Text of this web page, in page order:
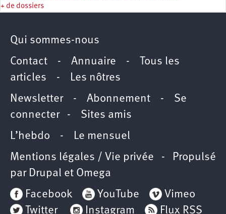
+ de dossiers
Qui sommes-nous
Contact - Annuaire - Tous les
articles -
Les nôtres
Newsletter- Abonnement - Se
connecter- Sites amis
L’hebdo -
Le mensuel
Mentions légales / Vie privée - Propulsé
par Drupal et Omega
Facebook
YouTube
Vimeo
Twitter
Instagram Flux RSS